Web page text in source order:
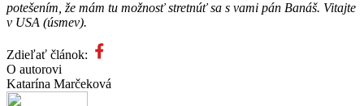
potešením, že mám tu možnosť stretnúť sa s vami pán Banáš. Vitajte
v USA (úsmev).
Zdieľať článok:
O autorovi
Katarína Marčeková